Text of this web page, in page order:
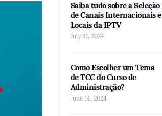
Saiba tudo sobre a Seleção
de Canais Internacionais e
Locais da IPTV
July 31, 2024
Como Escolher um Tema
de TCC do Curso de
Administração?
June 14, 2024